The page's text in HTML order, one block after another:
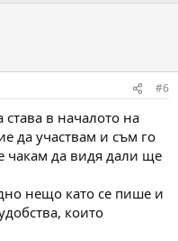
#6
става в началото на
да участвам и съм го
чакам да видя дали ще
нещо като се пише и
които